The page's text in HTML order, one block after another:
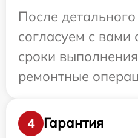
После
согласуем с вами
сроки
ремонтные
4
Гарантия